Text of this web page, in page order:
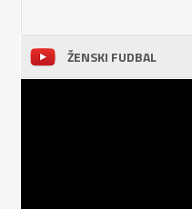
ŽENSKI FUDBAL